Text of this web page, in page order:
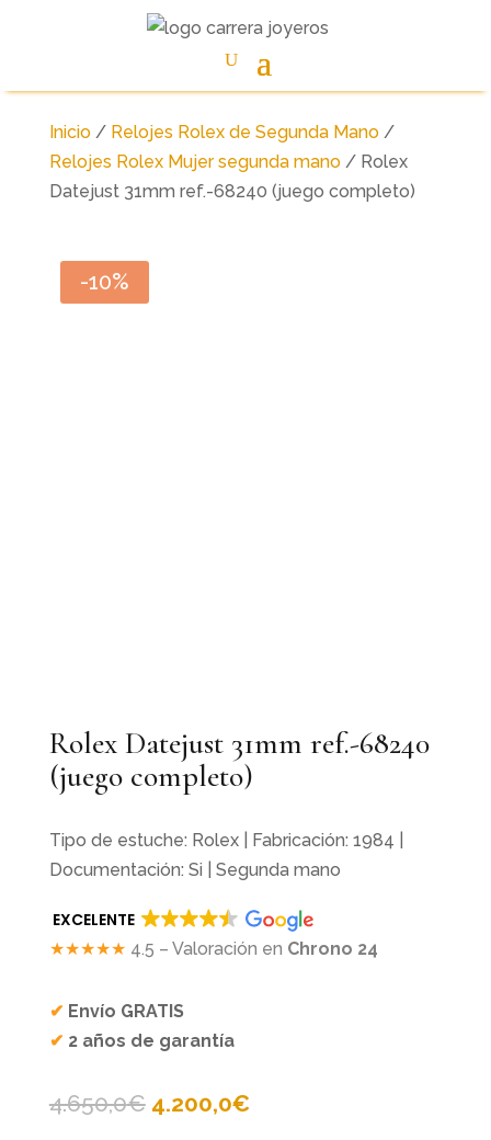
Inicio/ Relojes Rolex de Segunda Mano/
Relojes Rolex Mujer segunda mano/ Rolex
Datejust 31mm ref.-68240 (juego completo)
-10%
Rolex Datejust 31mm ref.-68240
(juego completo)
Tipo de estuche: Rolex | Fabricación: 1984 |
Documentación: Si | Segunda mano
EXCELENTE
★★★★★ 4.5 – Valoración en Chrono 24
✔ Envío GRATIS
✔ 2 años de garantía
4.650,0€ El
4.200,0€El